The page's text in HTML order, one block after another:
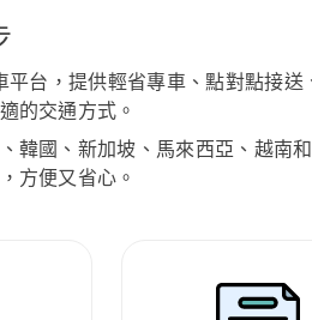
台，提供輕省專車、點對點接
的交通方式。
韓國、新加坡、馬來西亞、越南
方便又省心。